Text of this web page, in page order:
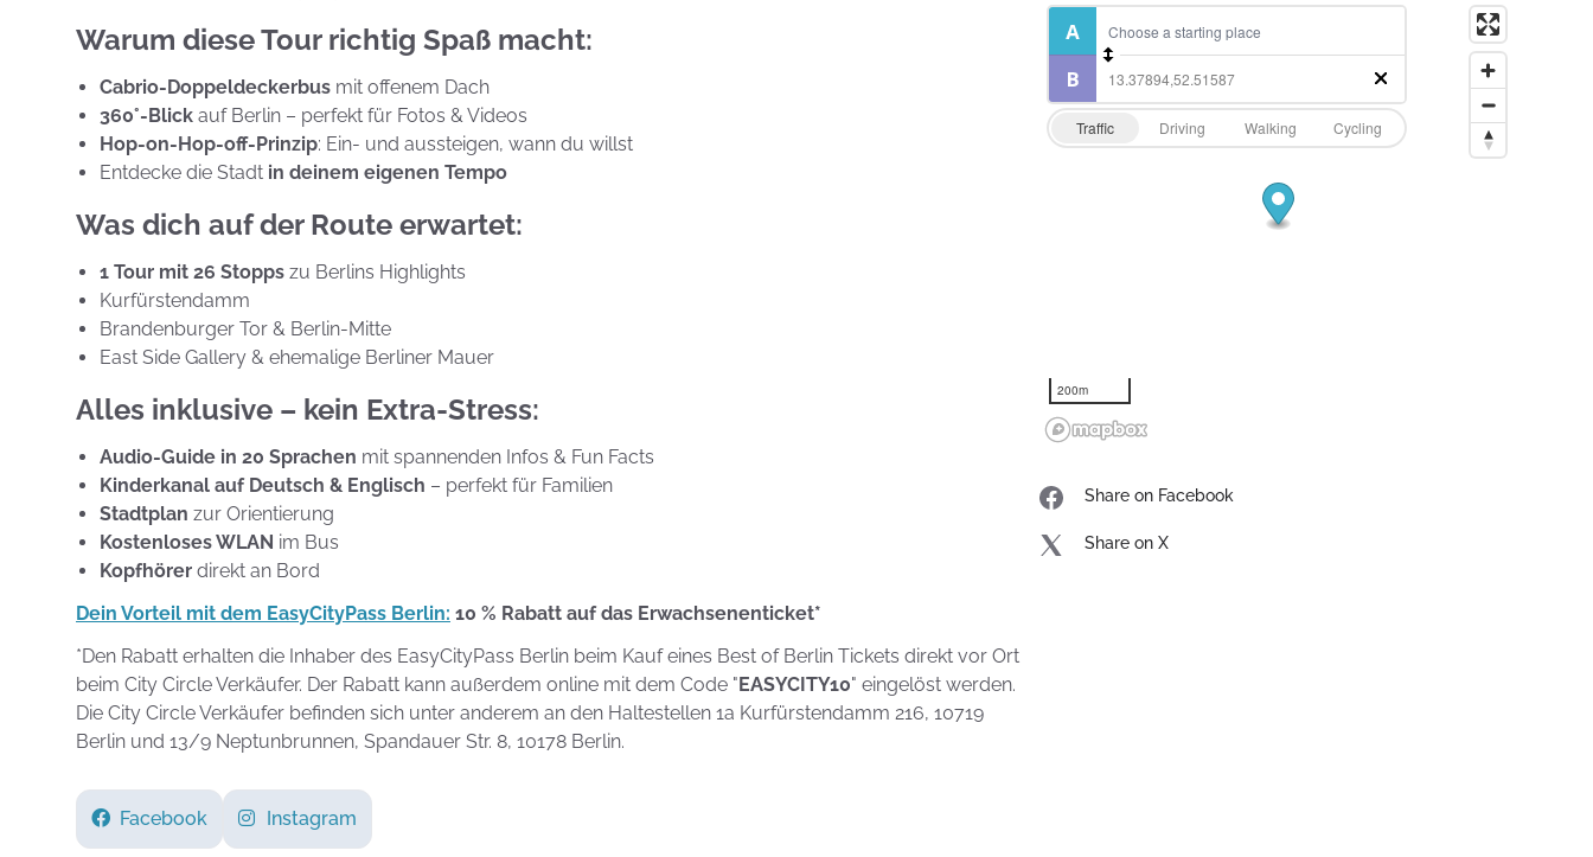
Warum diese Tour richtig Spaß macht:
Cabrio-Doppeldeckerbus mit offenem Dach
360°-Blick auf Berlin – perfekt für Fotos & Videos
Hop-on-Hop-off-Prinzip: Ein- und aussteigen, wann du willst
Entdecke die Stadt in deinem eigenen Tempo
Was dich auf der Route erwartet:
1 Tour mit 26 Stopps zu Berlins Highlights
Kurfürstendamm
Brandenburger Tor & Berlin-Mitte
East Side Gallery & ehemalige Berliner Mauer
Alles inklusive – kein Extra-Stress:
Audio-Guide in 20 Sprachen mit spannenden Infos & Fun Facts
Kinderkanal auf Deutsch & Englisch – perfekt für Familien
Stadtplan zur Orientierung
Kostenloses WLAN im Bus
Kopfhörer direkt an Bord
Dein Vorteil mit dem EasyCityPass Berlin: 10 % Rabatt auf das Erwachsenenticket*
*Den Rabatt erhalten die Inhaber des EasyCityPass Berlin beim Kauf eines Best of Berlin Tickets direkt vor Ort
beim City Circle Verkäufer. Der Rabatt kann außerdem online mit dem Code "EASYCITY10" eingelöst werden.
Die City Circle Verkäufer befinden sich unter anderem an den Haltestellen 1a Kurfürstendamm 216, 10719
Berlin und 13/9 Neptunbrunnen, Spandauer Str. 8, 10178 Berlin.
Facebook Instagram
Traffic Driving Walking Cycling
200m
Share on Facebook
Share on X